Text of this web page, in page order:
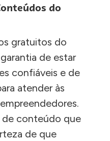
do
gratuitos do
de estar
confiáveis e de
atender às
conteúdo que
de que